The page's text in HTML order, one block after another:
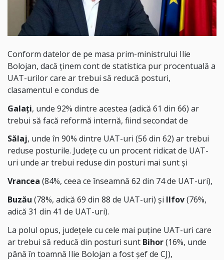
Conform datelor de pe masa prim-ministrului Ilie
Bolojan, dacă ținem cont de statistica pur procentuală a
UAT-urilor care ar trebui să reducă posturi,
clasamentul e condus de
Galați, unde 92% dintre acestea (adică 61 din 66) ar
trebui să facă reformă internă, fiind secondat de
Sălaj, unde în 90% dintre UAT-uri (56 din 62) ar trebui
reduse posturile. Județe cu un procent ridicat de UAT-
uri unde ar trebui reduse din posturi mai sunt și
Vrancea (84%, ceea ce înseamnă 62 din 74 de UAT-uri),
Buzău (78%, adică 69 din 88 de UAT-uri) și Ilfov(76%,
adică 31 din 41 de UAT-uri).
La polul opus, județele cu cele mai puține UAT-uri care
ar trebui să reducă din posturi sunt Bihor(16%, unde
până în toamnă Ilie Bolojan a fost șef de CJ),